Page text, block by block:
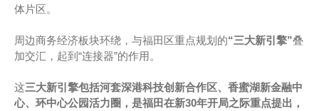
体片区。
周边商务经济板块环绕，与福田区重点规划的“三大新引擎”叠
加交汇，起到“连接器”的作用。
这三大新引擎包括河套深港科技创新合作区、香蜜湖新金融中
心、环中心公园活力圈，是福田在新30年开局之际重点提出，